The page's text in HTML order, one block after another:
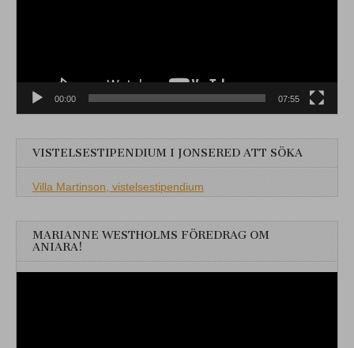
00:00 07:55
VISTELSESTIPENDIUM I JONSERED ATT SÖKA
Villa Martinson, vistelsestipendium
MARIANNE WESTHOLMS FÖREDRAG OM
ANIARA!